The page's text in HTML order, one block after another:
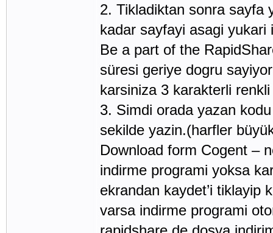
2. Tikladiktan sonra sayfa
kadar sayfayi asagi
Be a part of the
süresi geriye dogru
karsiniza 3 karakterli
3. Simdi orada yazan
sekilde yazin.(harfler
Download form Cogent –
indirme programi yoksa
ekrandan kaydet’i tiklayip
varsa indirme programi